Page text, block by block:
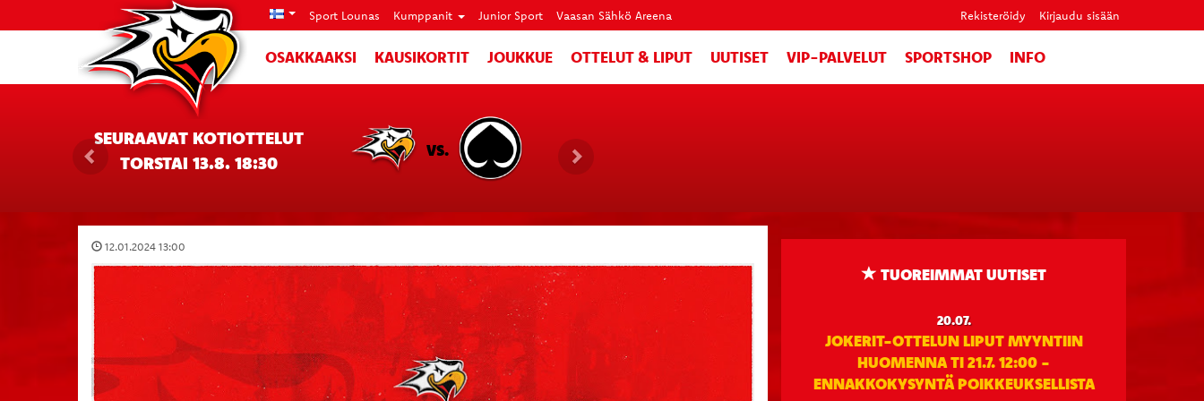
Sport Lounas Kumppanit Junior Sport Vaasan Sähkö Areena Rekisteröidy Kirjaudu sisään
OSAKKAAKSI KAUSIKORTIT JOUKKUE OTTELUT & LIPUT UUTISET VIP-PALVELUT SPORTSHOP INFO
SEURAAVAT KOTIOTTELUT
TORSTAI 13.8. 18:30
VS.
12.01.2024 13:00
TUOREIMMAT UUTISET
20.07.
JOKERIT-OTTELUN LIPUT MYYNTIIN
HUOMENNA TI 21.7. 12:00 -
ENNAKKOKYSYNTÄ POIKKEUKSELLISTA